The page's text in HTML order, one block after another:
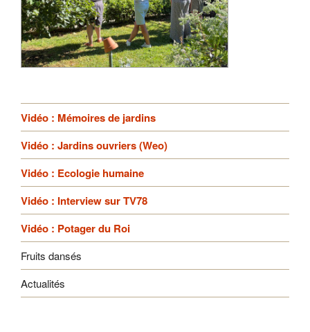
Vidéo : Mémoires de jardins
Vidéo : Jardins ouvriers (Weo)
Vidéo : Ecologie humaine
Vidéo : Interview sur TV78
Vidéo : Potager du Roi
Fruits dansés
Actualités